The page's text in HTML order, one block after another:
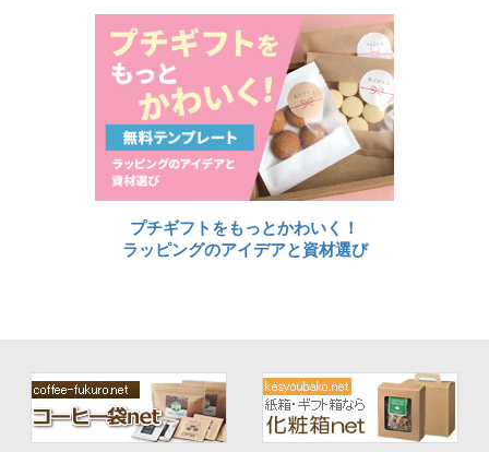
プチギフトをもっとかわいく！
ラッピングのアイデアと資材選び